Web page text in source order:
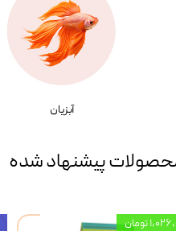
آبزیان
پیشنهاد شده
تومان